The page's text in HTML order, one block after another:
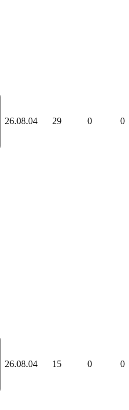
26.08.04 29 0 0
26.08.04 15 0 0